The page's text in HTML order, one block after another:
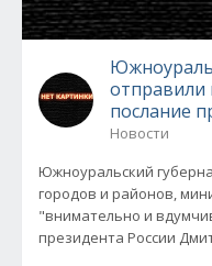
отправили
послание
Новости
Южноуральский
городов и районов,
"внимательно и
президента России